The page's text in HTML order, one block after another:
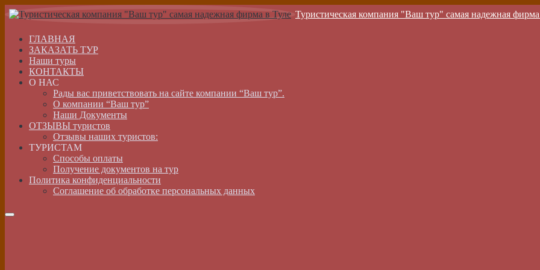
Туристическая компания "Ваш тур" самая надежная
ГЛАВНАЯ
ЗАКАЗАТЬ ТУР
Наши туры
КОНТАКТЫ
О НАС
Рады вас приветствовать на сайте компании “Ваш тур”.
О компании “Ваш тур”
Наши Документы
ОТЗЫВЫ туристов
Отзывы наших туристов:
ТУРИСТАМ
Способы оплаты
Получение документов на тур
Политика конфиденциальности
Соглашение об обработке персональных данных